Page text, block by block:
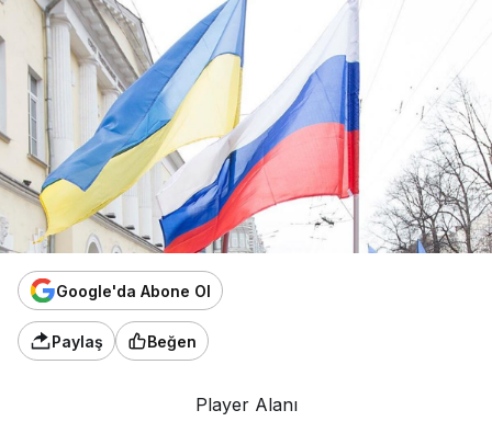
Google'da Abone Ol
Paylaş Beğen
Player Alanı